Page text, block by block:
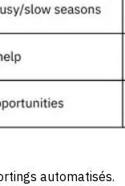
automatisés.